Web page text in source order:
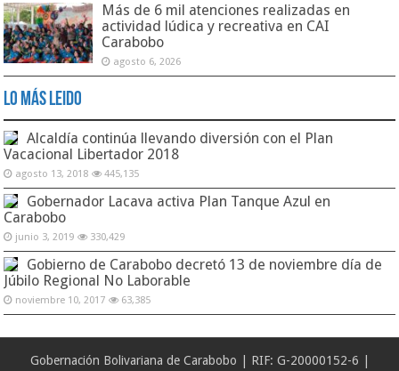
Más de 6 mil atenciones realizadas en
actividad lúdica y recreativa en CAI
Carabobo
agosto 6, 2026
Lo Más Leido
Alcaldía continúa llevando diversión con el Plan
Vacacional Libertador 2018
agosto 13, 2018 445,135
Gobernador Lacava activa Plan Tanque Azul en
Carabobo
junio 3, 2019 330,429
Gobierno de Carabobo decretó 13 de noviembre día de
Júbilo Regional No Laborable
noviembre 10, 2017 63,385
Gobernación Bolivariana de Carabobo | RIF: G-20000152-6 |